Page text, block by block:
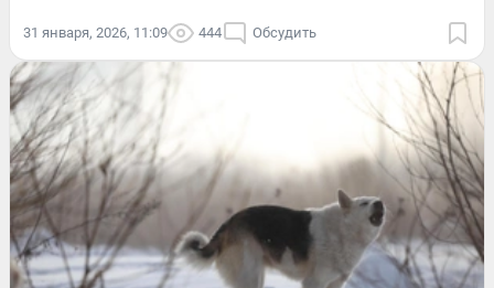
31 января, 2026, 11:09 444 Обсудить